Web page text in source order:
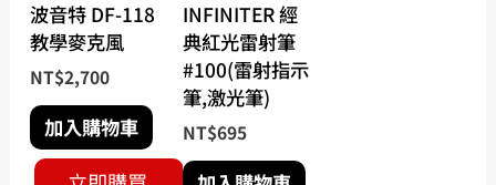
波音特 DF-118
教學麥克風
NT$2,700
加入購物車
INFINITER 經
典紅光雷射筆
#100(雷射指示
筆,激光筆)
NT$695